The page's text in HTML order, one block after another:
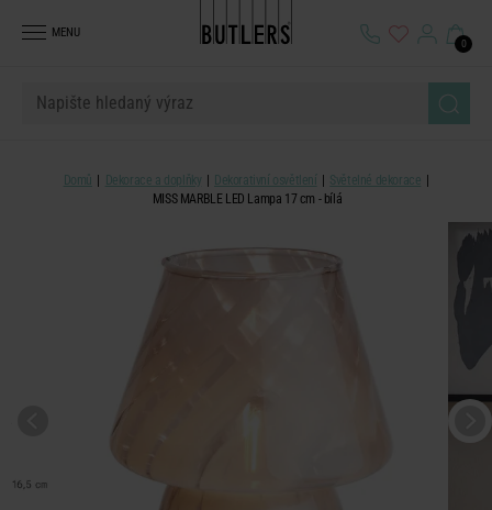
MENU
0
Domů Dekorace a doplňky Dekorativní osvětlení
Světelné dekorace
MISS MARBLE LED Lampa 17 cm - bílá